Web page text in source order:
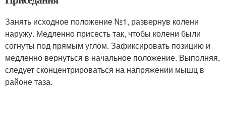
Занять исходное положение №1, развернув колени
наружу. Медленно присесть так, чтобы колени были
согнуты под прямым углом. Зафиксировать позицию и
медленно вернуться в начальное положение. Выполняя,
следует сконцентрироваться на напряжении мышц в
районе таза.